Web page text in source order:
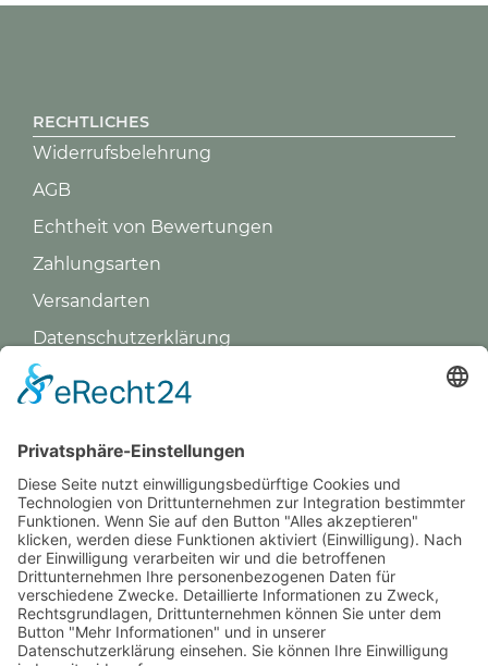
RECHTLICHES
Widerrufsbelehrung
AGB
Echtheit von Bewertungen
Zahlungsarten
Versandarten
Datenschutz­erklärung
Impressum
GREVY ANGEBOT
Was ist Grevy?
BENUTZERANMELDUNG